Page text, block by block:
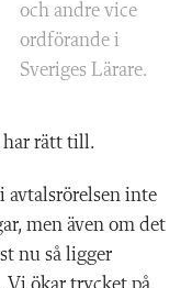
och andre vice
ordförande i
Sveriges Lärare.
har rätt till.
avtalsrörelsen inte
men även om det
nu så ligger